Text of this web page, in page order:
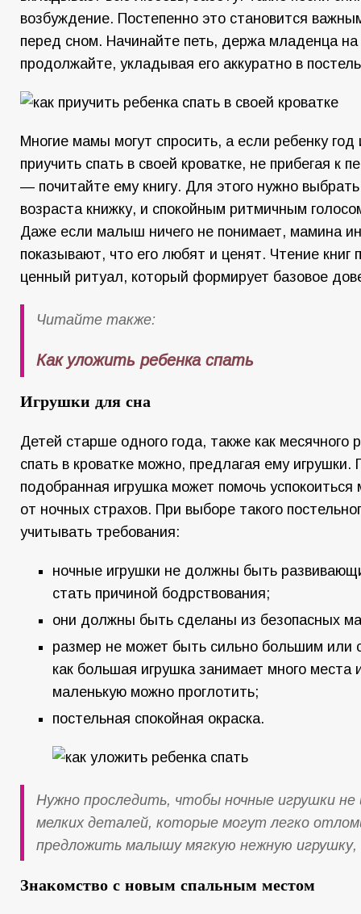
возбуждение. Постепенно это становится
перед сном. Начинайте петь, держа младенца на
продолжайте, укладывая его аккуратно в
Многие мамы могут спросить, а если ребенку
приучить спать в своей кроватке, не прибегая к
— почитайте ему книгу. Для этого нужно
возраста книжку, и спокойным ритмичным
Даже если малыш ничего не понимает, мамина
показывают, что его любят и ценят. Чтение книг
ценный ритуал, который формирует базовое
Читайте также:
Как уложить ребенка спать
Игрушки для сна
Детей старше одного года, также как месячного
спать в кроватке можно, предлагая ему игрушки.
подобранная игрушка может помочь
от ночных страхов. При выборе такого
учитывать требования:
ночные игрушки не должны быть
стать причиной бодрствования;
они должны быть сделаны из безопасных
размер не может быть сильно большим или
как большая игрушка занимает много места
маленькую можно проглотить;
постельная спокойная окраска.
Нужно проследить, чтобы ночные игрушки не
мелких деталей, которые могут легко
предложить малышу мягкую нежную
Знакомство с новым спальным местом